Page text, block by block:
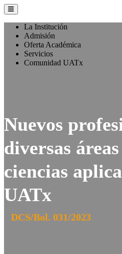
La Institución
Admisión
Oferta Académica
Servicios
Comunidad UATx
Nuevos
diversas
ciencias
UATx
DCS/Bol. 031/2023